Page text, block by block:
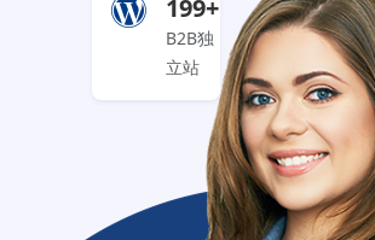
199+
B2B独
立站